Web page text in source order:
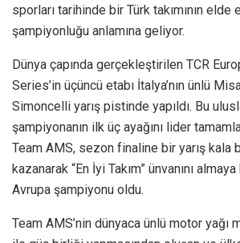
sporları tarihinde bir Türk takımının
şampiyonluğu anlamına geliyor.
Dünya çapında gerçekleştirilen TCR
Series’in üçüncü etabı İtalya’nın ünlü
Simoncelli yarış pistinde yapıldı. Bu
şampiyonanın ilk üç ayağını lider
Team AMS, sezon finaline bir yarış kala
kazanarak “En İyi Takım” ünvanını
Avrupa şampiyonu oldu.
Team AMS’nin dünyaca ünlü motor yağı